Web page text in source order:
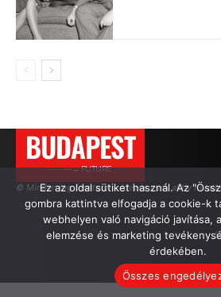
BUDAPEST
———→ FUTURE
© Minden jog fenntartva. Idézés csak aktív
Ez az oldal sütiket használ. Az
gombra kattintva elfogadja a cookie-k
webhelyen való navigáció javítása,
elemzése és marketing
érdekében.
Összes